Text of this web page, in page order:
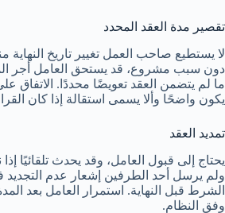
تقصير مدة العقد المحدد
لا يستطيع صاحب العمل تغيير تاريخ النهاية
ما لم يتضمن العقد تعويضًا محددًا. الاتفاق
يكون واضحًا وألا يسمى استقالة إذا كان
تمديد العقد
يحتاج إلى قبول العامل، وقد يحدث تلقائيًا
ولم يرسل أحد الطرفين إشعار عدم
الشرط قبل النهاية. استمرار العامل بعد
وفق النظام.